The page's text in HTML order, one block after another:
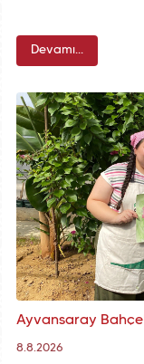
Devamı...
8.8.2026